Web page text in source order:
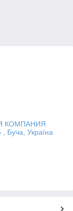
КОМПАНИЯ
Буча, Україна